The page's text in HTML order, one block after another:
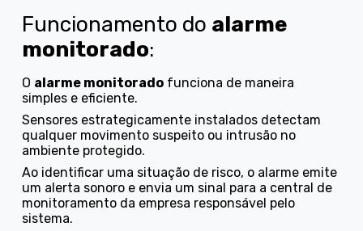
Funcionamento do alarme
monitorado:
O alarme monitorado funciona de maneira
simples e eficiente.
Sensores estrategicamente instalados detectam
qualquer movimento suspeito ou intrusão no
ambiente protegido.
Ao identificar uma situação de risco, o alarme emite
um alerta sonoro e envia um sinal para a central de
monitoramento da empresa responsável pelo
sistema.